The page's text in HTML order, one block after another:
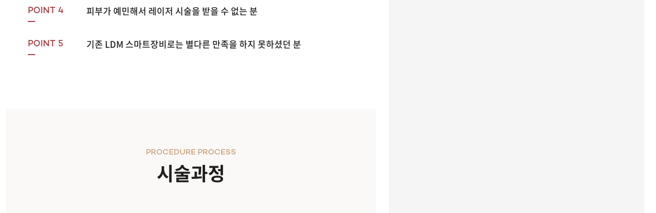
POINT 4 피부가 예민해서 레이저 시술을 받을 수 없는 분
POINT 5 기존 LDM 스마트장비로는 별다른 만족을 하지 못하셨던 분
시술과정
PROCEDURE PROCESS